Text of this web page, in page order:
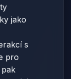
jako
s
pro